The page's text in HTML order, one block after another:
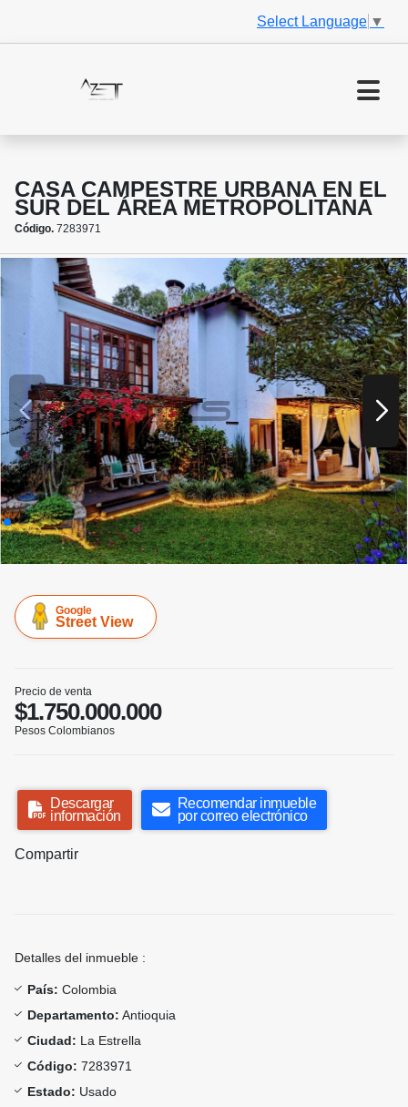
Select Language ▼
CASA CAMPESTRE URBANA EN EL
SUR DEL ÁREA METROPOLITANA
Código. 7283971
Google
Street View
Precio de venta
$1.750.000.000
Pesos Colombianos
Descargar
información
Recomendar inmueble
por correo electrónico
Compartir
Detalles del inmueble :
País: Colombia
Departamento: Antioquia
Ciudad: La Estrella
Código: 7283971
Estado: Usado